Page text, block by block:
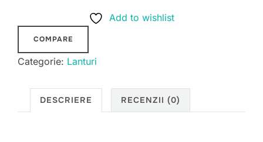
Add to wishlist
COMPARE
Categorie: Lanturi
DESCRIERE RECENZII (0)